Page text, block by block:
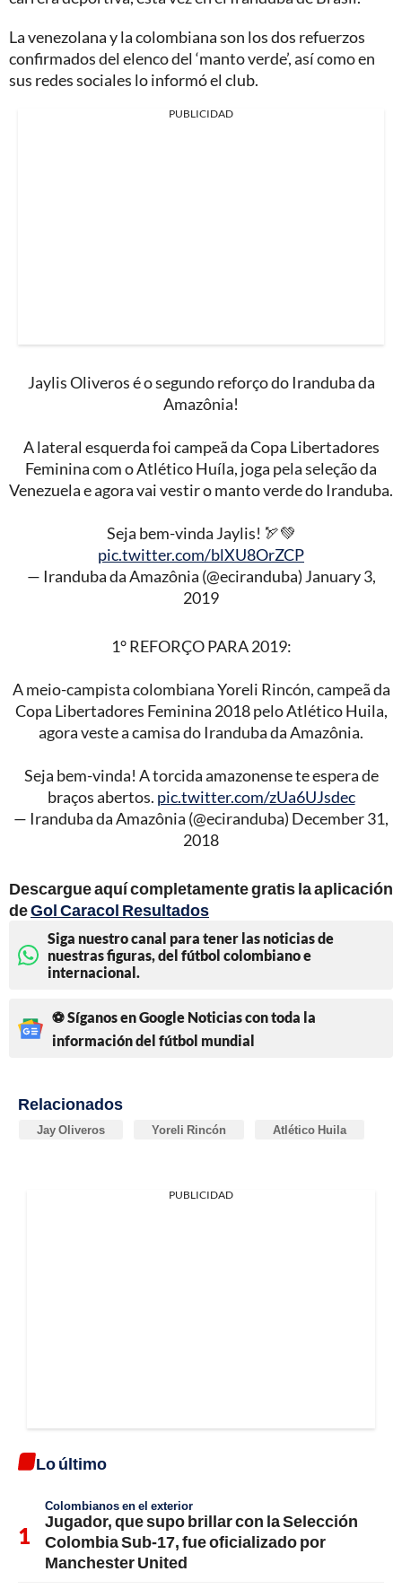
La venezolana y la colombiana son los dos refuerzos
confirmados del elenco del ‘manto verde’, así como en
sus redes sociales lo informó el club.
PUBLICIDAD
Jaylis Oliveros é o segundo reforço do Iranduba da
Amazônia!
A lateral esquerda foi campeã da Copa Libertadores
Feminina com o Atlético Huíla, joga pela seleção da
Venezuela e agora vai vestir o manto verde do Iranduba.
Seja bem-vinda Jaylis! 🏹💚
pic.twitter.com/blXU8OrZCP
— Iranduba da Amazônia (@eciranduba) January 3,
2019
1° REFORÇO PARA 2019:
A meio-campista colombiana Yoreli Rincón, campeã da
Copa Libertadores Feminina 2018 pelo Atlético Huila,
agora veste a camisa do Iranduba da Amazônia.
Seja bem-vinda! A torcida amazonense te espera de
braços abertos. pic.twitter.com/zUa6UJsdec
— Iranduba da Amazônia (@eciranduba) December 31,
2018
Descargue aquí completamente gratis la aplicación
deGol Caracol Resultados
Siga nuestro canal para tener las noticias de
nuestras figuras, del fútbol colombiano e
internacional.
⚽ Síganos en Google Noticias con toda la
información del fútbol mundial
Relacionados
Jay Oliveros Yoreli Rincón Atlético Huila
PUBLICIDAD
Lo último
Colombianos en el exterior
Jugador, que supo brillar con la Selección
Colombia Sub-17, fue oficializado por
Manchester United